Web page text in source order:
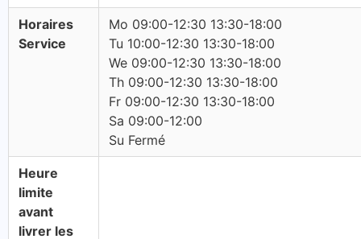
Horaires
Service
Mo 09:00-12:30 13:30-18:00
Tu 10:00-12:30 13:30-18:00
We 09:00-12:30 13:30-18:00
Th 09:00-12:30 13:30-18:00
Fr 09:00-12:30 13:30-18:00
Sa 09:00-12:00
Su Fermé
Heure
limite
avant
livrer les